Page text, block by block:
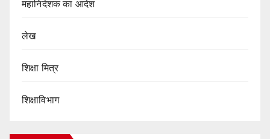
महानिदेशक का आदेश
लेख
शिक्षा मित्र
शिक्षाविभाग